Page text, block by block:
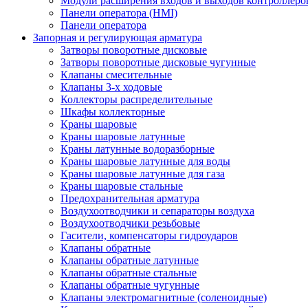
Панели оператора (HMI)
Панели оператора
Запорная и регулирующая арматура
Затворы поворотные дисковые
Затворы поворотные дисковые чугунные
Клапаны смесительные
Клапаны 3-х ходовые
Коллекторы распределительные
Шкафы коллекторные
Краны шаровые
Краны шаровые латунные
Краны латунные водоразборные
Краны шаровые латунные для воды
Краны шаровые латунные для газа
Краны шаровые стальные
Предохранительная арматура
Воздухоотводчики и сепараторы воздуха
Воздухоотводчики резьбовые
Гасители, компенсаторы гидроударов
Клапаны обратные
Клапаны обратные латунные
Клапаны обратные стальные
Клапаны обратные чугунные
Клапаны электромагнитные (соленоидные)